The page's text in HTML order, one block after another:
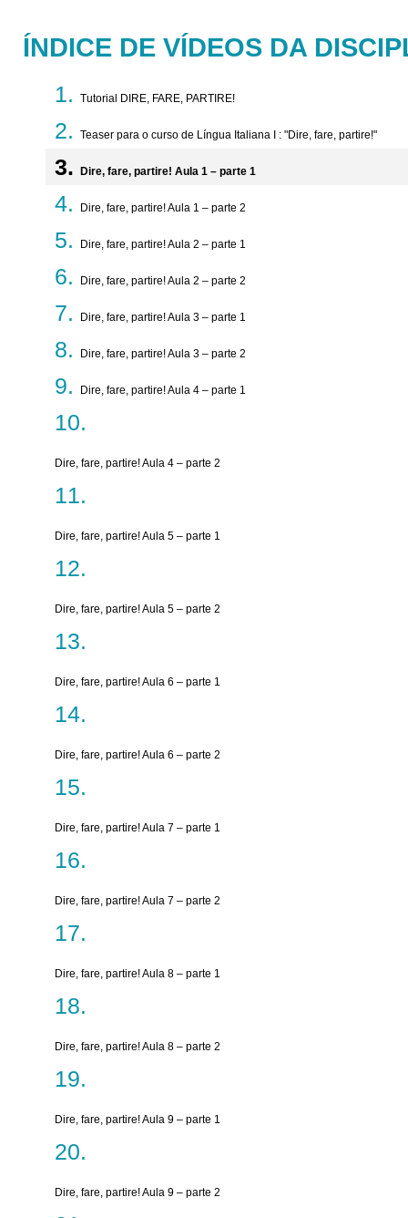
ÍNDICE DE VÍDEOS DA
Tutorial DIRE, FARE, PARTIRE!
Teaser para o curso de Língua Italiana I : "Dire, fare, partire!"
Dire, fare, partire! Aula 1 – parte 1
Dire, fare, partire! Aula 1 – parte 2
Dire, fare, partire! Aula 2 – parte 1
Dire, fare, partire! Aula 2 – parte 2
Dire, fare, partire! Aula 3 – parte 1
Dire, fare, partire! Aula 3 – parte 2
Dire, fare, partire! Aula 4 – parte 1
Dire, fare, partire! Aula 4 – parte 2
Dire, fare, partire! Aula 5 – parte 1
Dire, fare, partire! Aula 5 – parte 2
Dire, fare, partire! Aula 6 – parte 1
Dire, fare, partire! Aula 6 – parte 2
Dire, fare, partire! Aula 7 – parte 1
Dire, fare, partire! Aula 7 – parte 2
Dire, fare, partire! Aula 8 – parte 1
Dire, fare, partire! Aula 8 – parte 2
Dire, fare, partire! Aula 9 – parte 1
Dire, fare, partire! Aula 9 – parte 2